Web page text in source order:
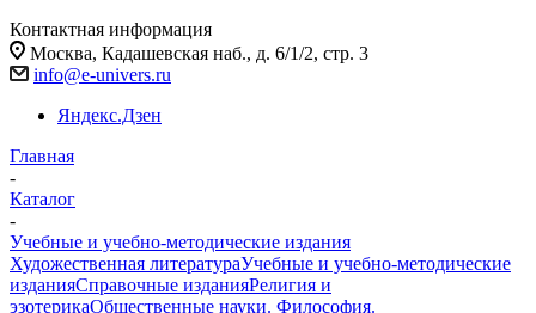
Контактная информация
Москва, Кадашевская наб., д. 6/1/2, стр. 3
info@e-univers.ru
Яндекс.Дзен
Главная
-
Каталог
-
Учебные и учебно-методические издания
Художественная литератураУчебные и учебно-методические
изданияСправочные изданияРелигия и
эзотерикаОбщественные науки. Философия.